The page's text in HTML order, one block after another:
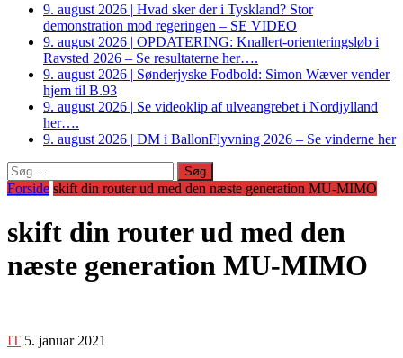
9. august 2026 | Hvad sker der i Tyskland? Stor
demonstration mod regeringen – SE VIDEO
9. august 2026 | OPDATERING: Knallert-orienteringsløb i
Ravsted 2026 – Se resultaterne her….
9. august 2026 | Sønderjyske Fodbold: Simon Wæver vender
hjem til B.93
9. august 2026 | Se videoklip af ulveangrebet i Nordjylland
her….
9. august 2026 | DM i BallonFlyvning 2026 – Se vinderne her
Søg
efter:
Forside skift din router ud med den næste generation MU-MIMO
skift din router ud med den
næste generation MU-MIMO
IT 5. januar 2021